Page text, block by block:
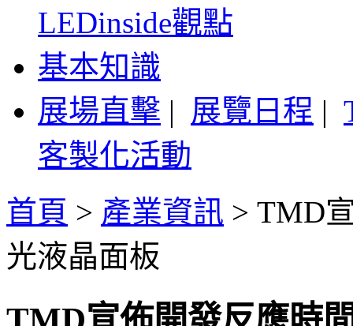
LEDinside觀點
基本知識
展場直擊 | 展覽日程 |
客製化活動
首頁 > 產業資訊 > TMD
光液晶面板